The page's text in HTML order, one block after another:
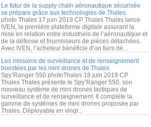
Le futur de la supply chain aéronautique sécurisée
se prépare grâce aux technologies de Thales
photo Thales 17 juin 2019 CP Thales Thales lance
IVEN, la première plateforme digitale assurant la
mise en relation entre industriels de l’aéronautique et
de la défense et fournisseurs de pièces détachées.
Avec IVEN, l’acheteur bénéficie d’un tiers de...
Les missions de surveillance et de renseignement
boostées par les mini drones de Thales
Spy’Ranger 550 photoThales 18 juin 2019 CP
Thales Thales présente le Spy’Ranger 550, son
nouveau système de mini drones tactiques de
surveillance et de renseignement. Il complète la
gamme de systèmes de mini drones proposée par
Thales. Déployable en vingt...